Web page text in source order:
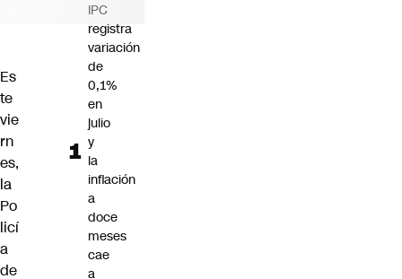
Es
te
vie
rn
es,
la
Po
licí
a
de
IPC
registra
variación
de
0,1%
en
julio
y
la
inflación
a
doce
meses
cae
a